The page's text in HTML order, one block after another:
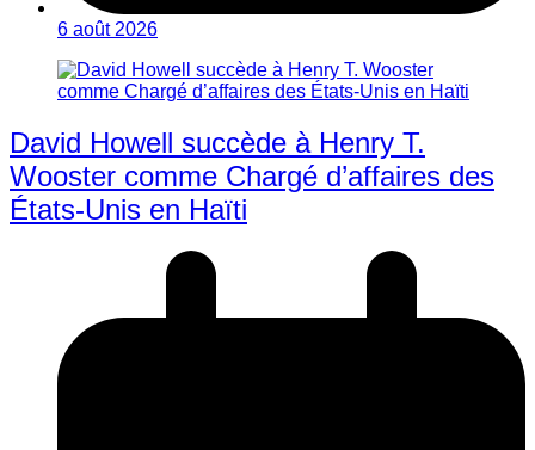
6 août 2026
David Howell succède à Henry T.
Wooster comme Chargé d’affaires des
États-Unis en Haïti